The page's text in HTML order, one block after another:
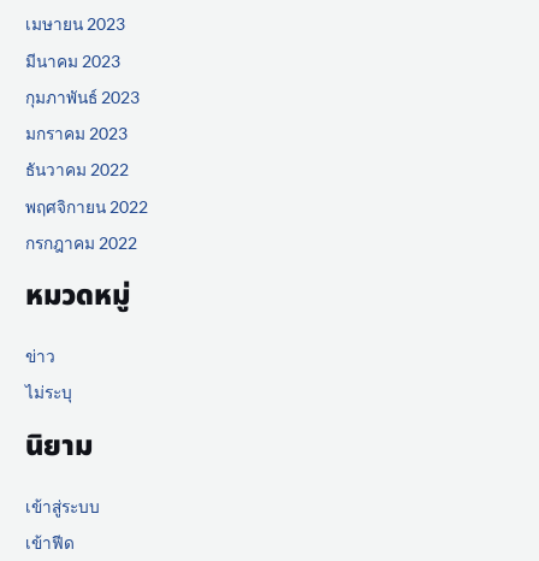
เมษายน 2023
มีนาคม 2023
กุมภาพันธ์ 2023
มกราคม 2023
ธันวาคม 2022
พฤศจิกายน 2022
กรกฎาคม 2022
หมวดหมู่
ข่าว
ไม่ระบุ
นิยาม
เข้าสู่ระบบ
เข้าฟีด